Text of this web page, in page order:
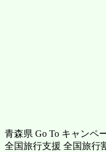
青森県 Go To キャンペ
全国旅行支援 全国旅行